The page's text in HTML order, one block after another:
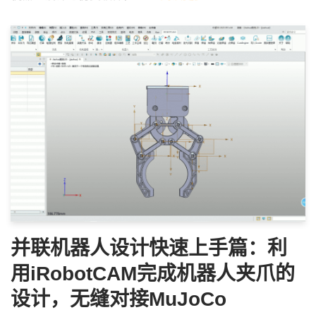
并联机器人设计快速上手篇：利
用iRobotCAM完成机器人夹爪的
设计，无缝对接MuJoCo